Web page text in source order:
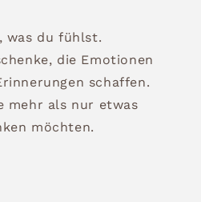
was du fühlst.
die Emotionen
schaffen.
mehr als nur etwas
möchten.